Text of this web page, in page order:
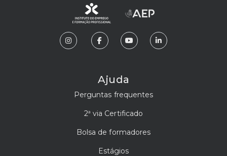
Ajuda
Perguntas frequentes
2ª via Certificado
Bolsa de formadores
Estágios